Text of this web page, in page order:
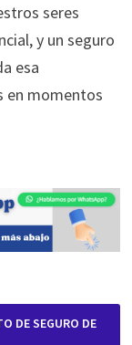
seres
y un seguro
esa
en momentos
DE SEGURO DE